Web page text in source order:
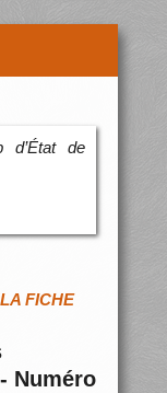
de
FICHE
Numéro